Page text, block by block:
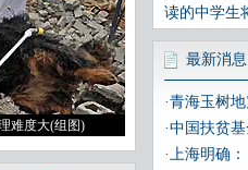
难度大(组图)
读的中学生
最新消息
·青海玉树
·中国扶贫
·上海明确